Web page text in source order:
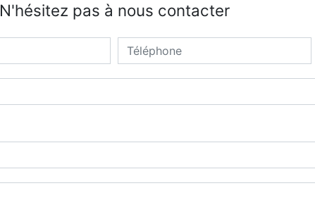
N'hésitez pas à nous contacter